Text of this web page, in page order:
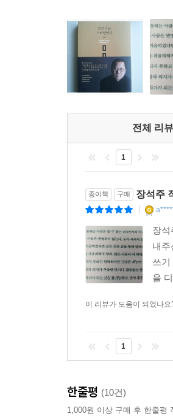
하루키, 『노인과 바다
꿰뚫는 카뮈, 우주와 자
일컬어지는 이들의 스
내밀한 이야기는 그 자
지적 여정을 밀실-입구-
전체 리뷰
1
종이책 구매 장석주
장석
내
쓰기
을
이 리뷰가 도움이 되었나요
1
한줄평 (10건)
1,000원 이상 구매 후 한줄평